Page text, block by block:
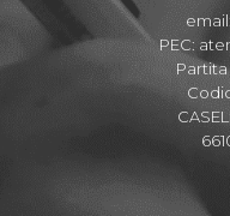
email:
PEC:
Partita